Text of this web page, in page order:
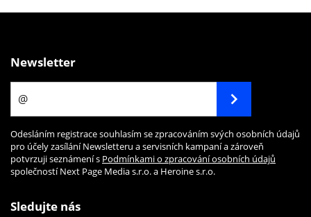
Newsletter
Odesláním registrace souhlasím se zpracováním svých osobních údajů
pro účely zasílání Newsletteru a servisních kampaní a zároveň
potvrzuji seznámení s Podmínkami o zpracování osobních údajů
společností Next Page Media s.r.o. a Heroine s.r.o.
Sledujte nás